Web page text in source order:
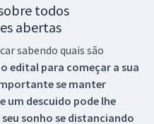
todos
abertas
sabendo quais são
edital para começar a sua
se manter
um descuido pode lhe
sonho se distanciando